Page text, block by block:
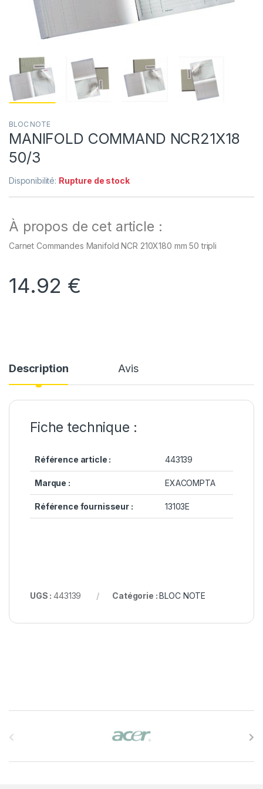
BLOC NOTE
MANIFOLD COMMAND NCR21X18
50/3
Disponibilité: Rupture de stock
À propos de cet article :
Carnet Commandes Manifold NCR 210X180 mm 50 tripli
14.92 €
Description Avis
Fiche technique :
Référence article : 443139
Marque : EXACOMPTA
Référence fournisseur : 13103E
UGS :443139 Catégorie :BLOC NOTE